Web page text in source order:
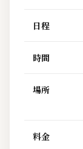
日程
時間
場所
料金